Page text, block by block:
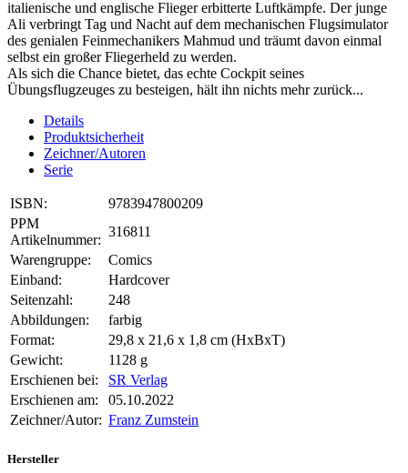
italienische und englische Flieger erbitterte Luftkämpfe. Der junge
Ali verbringt Tag und Nacht auf dem mechanischen Flugsimulator
des genialen Feinmechanikers Mahmud und träumt davon einmal
selbst ein großer Fliegerheld zu werden.
Als sich die Chance bietet, das echte Cockpit seines
Übungsflugzeuges zu besteigen, hält ihn nichts mehr zurück...
Details
Produktsicherheit
Zeichner/Autoren
Serie
ISBN:
9783947800209
PPM
Artikelnummer:
316811
Warengruppe:
Comics
Einband:
Hardcover
Seitenzahl:
248
Abbildungen:
farbig
Format:
29,8 x 21,6 x 1,8 cm (HxBxT)
Gewicht:
1128 g
Erschienen bei:
SR Verlag
Erschienen am:
05.10.2022
Zeichner/Autor: Franz Zumstein
Hersteller